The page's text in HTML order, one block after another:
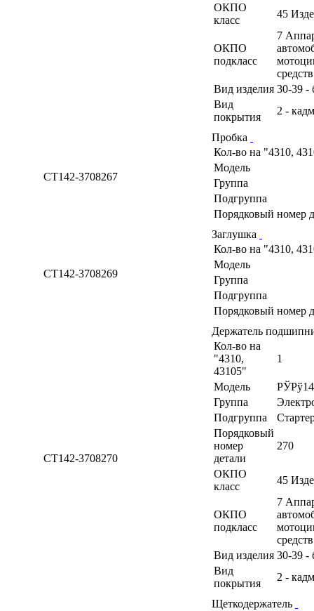
ОКПО
класс
45
ОКПО
подкласс
7
Вид изделия 30-39 -
Вид
покрытия
2 -
СТ142-3708267
Пробка
Кол-во на "4310,
Модель
Группа
Подгруппа
Порядковый номер
СТ142-3708269
Заглушка
Кол-во на "4310,
Модель
Группа
Подгруппа
Порядковый номер
СТ142-3708270
Держатель
Кол-во на
"4310,
43105"
1
Модель
Группа
Подгруппа
Порядковый
номер
детали
270
ОКПО
класс
45
ОКПО
подкласс
7
Вид изделия 30-39 -
Вид
покрытия
2 -
Щеткодержатель